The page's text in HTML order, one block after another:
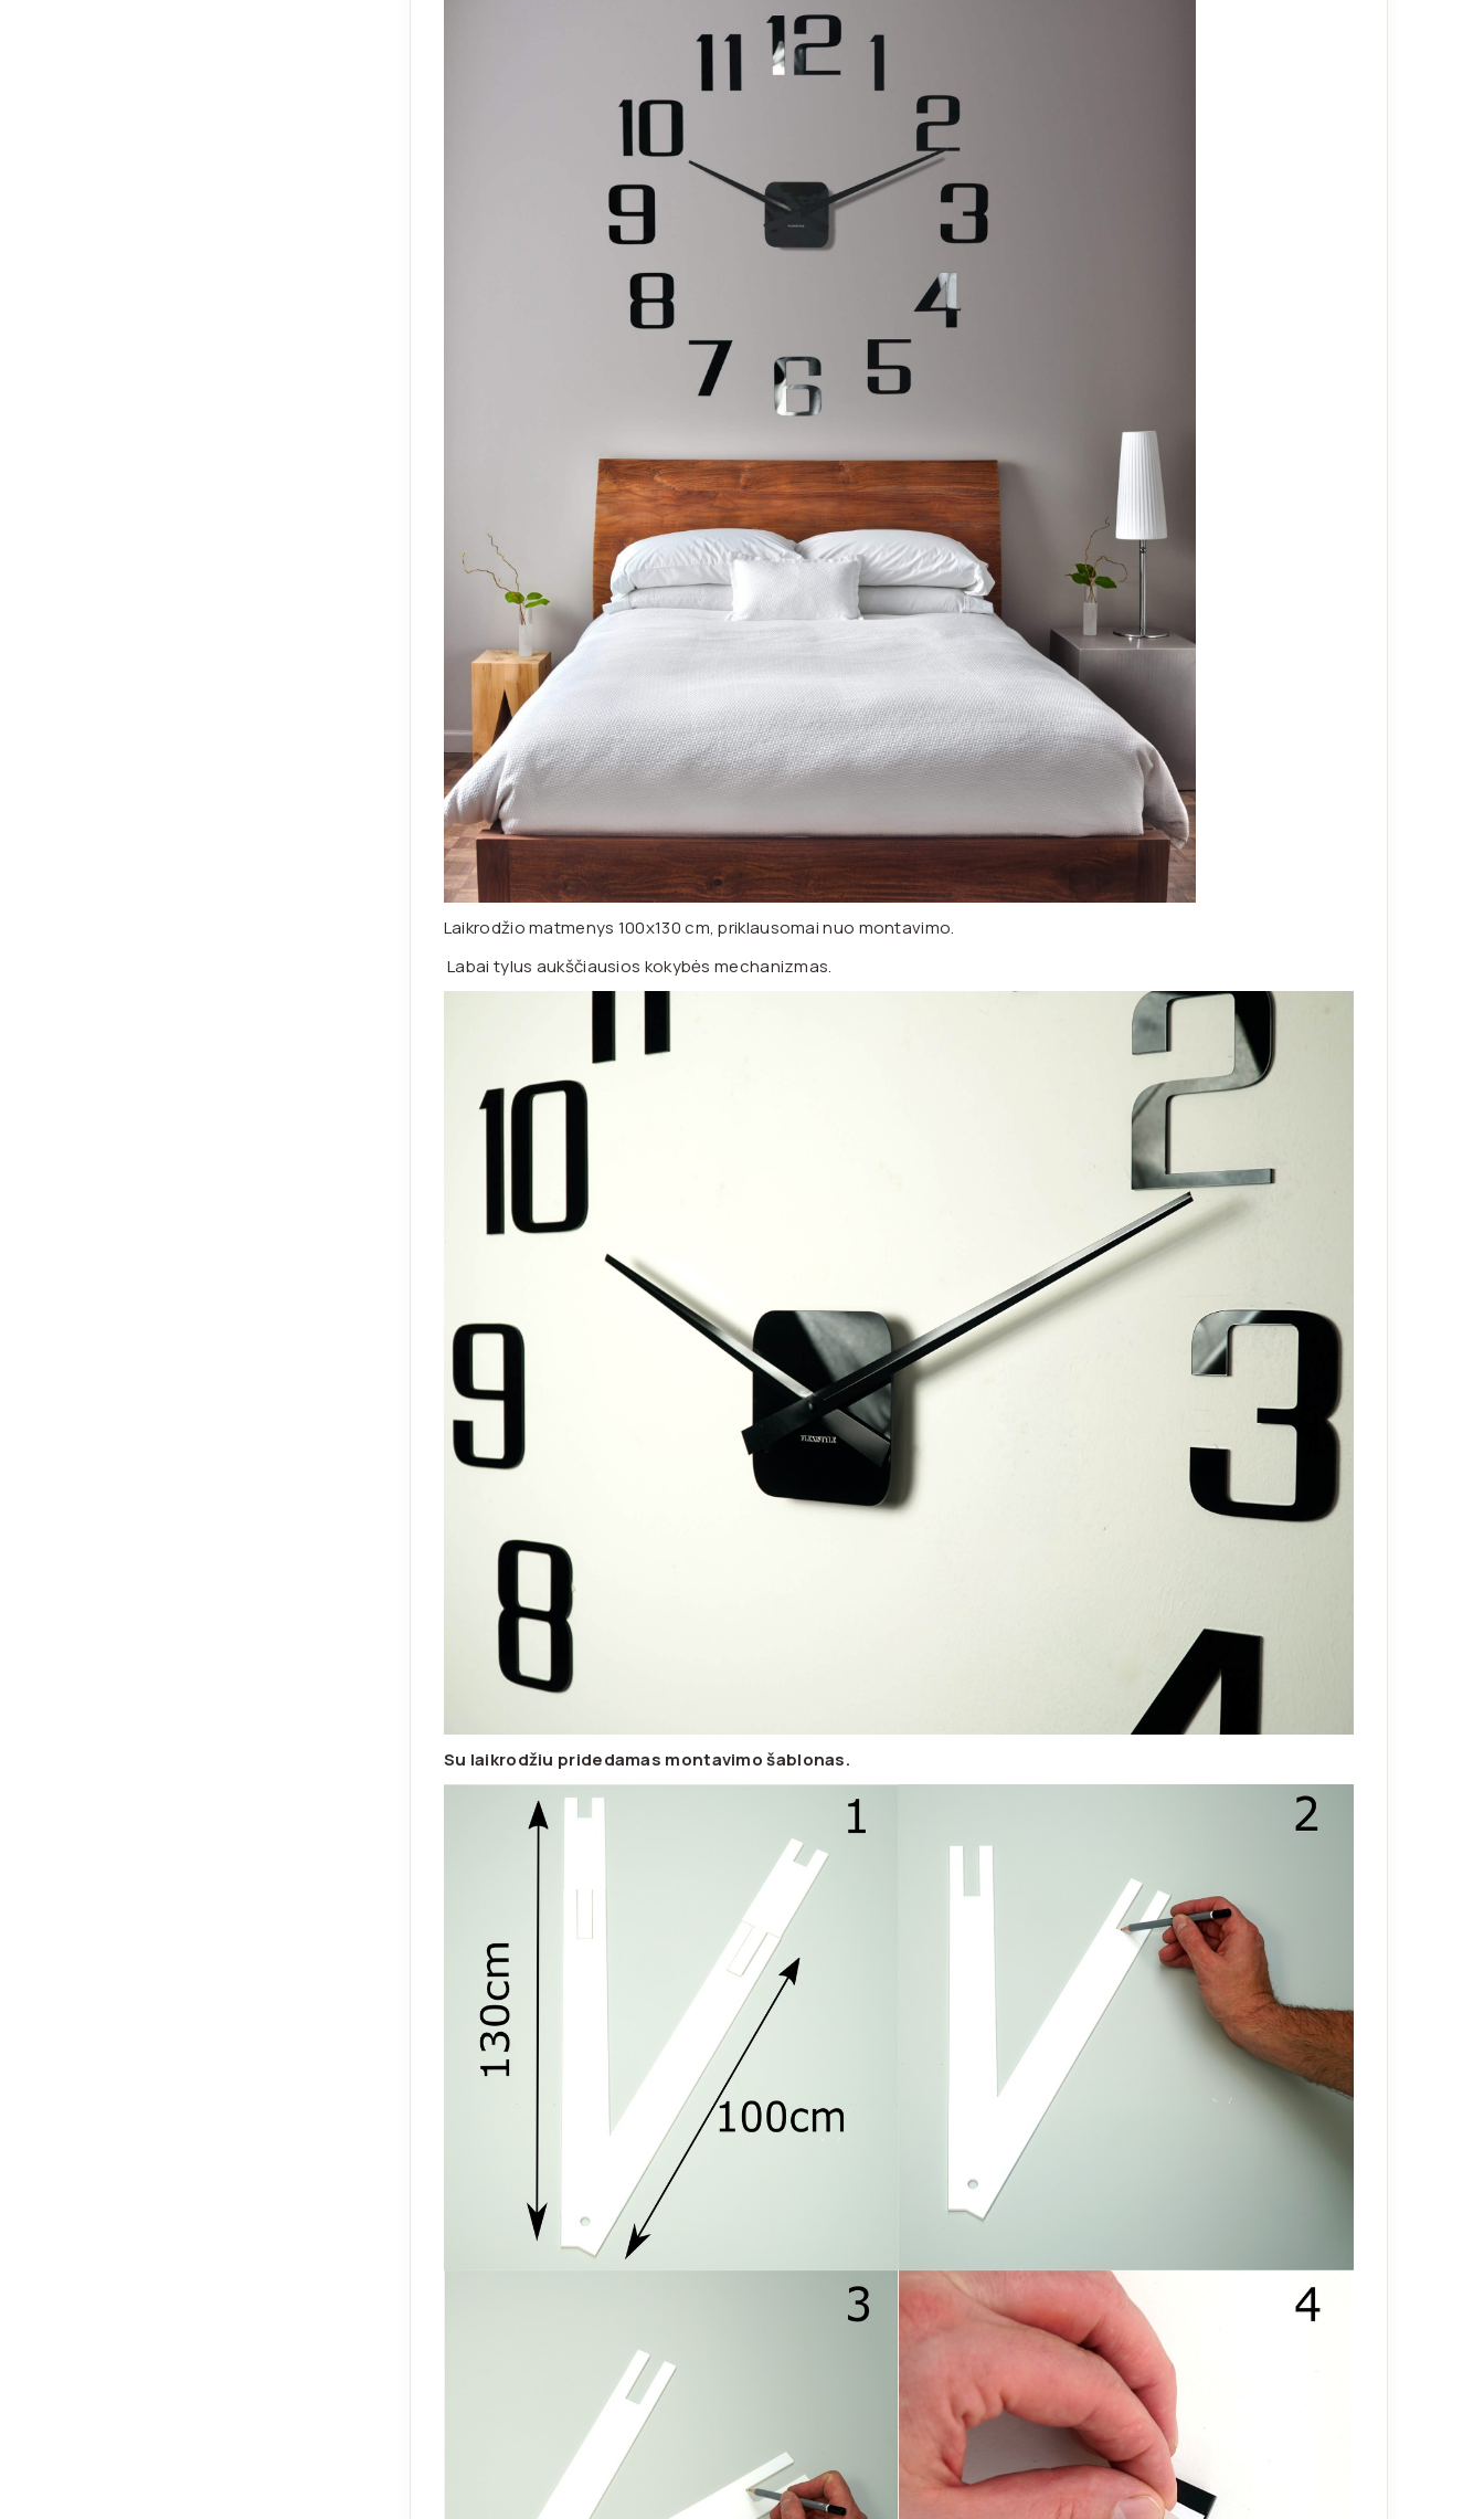
Laikrodžio matmenys 100x130 cm, priklausomai nuo montavimo.
Labai tylus aukščiausios kokybės mechanizmas.
Su laikrodžiu pridedamas montavimo šablonas.